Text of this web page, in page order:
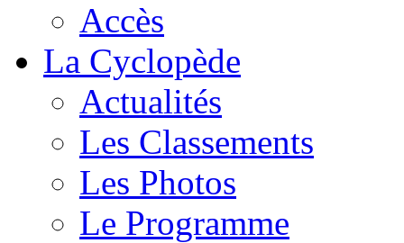
Accès
La Cyclopède
Actualités
Les Classements
Les Photos
Le Programme